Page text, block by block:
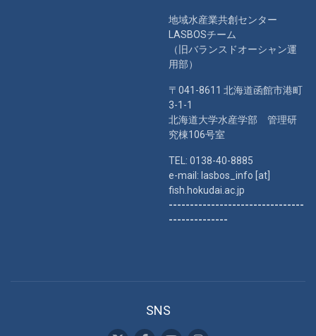
地域水産業共創センター
LASBOSチーム
（旧バランスドオーシャン運
用部）
〒041-8611 北海道函館市港町
3-1-1
北海道大学水産学部 管理研
究棟106号室
TEL: 0138-40-8885
e-mail: lasbos_info [at]
fish.hokudai.ac.jp
--------------------------------
--------------
SNS